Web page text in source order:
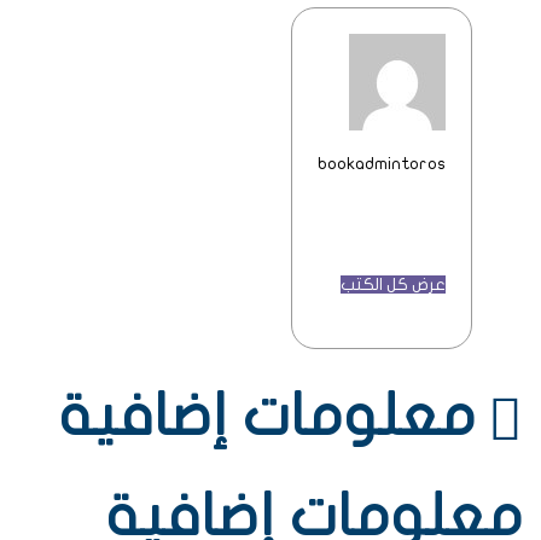
bookadmintoros
عرض كل الكتب
معلومات إضافية
معلومات إضافية